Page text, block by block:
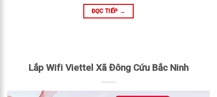
ĐỌC TIẾP →
Lắp Wifi Viettel Xã Đông Cứu Bắc Ninh